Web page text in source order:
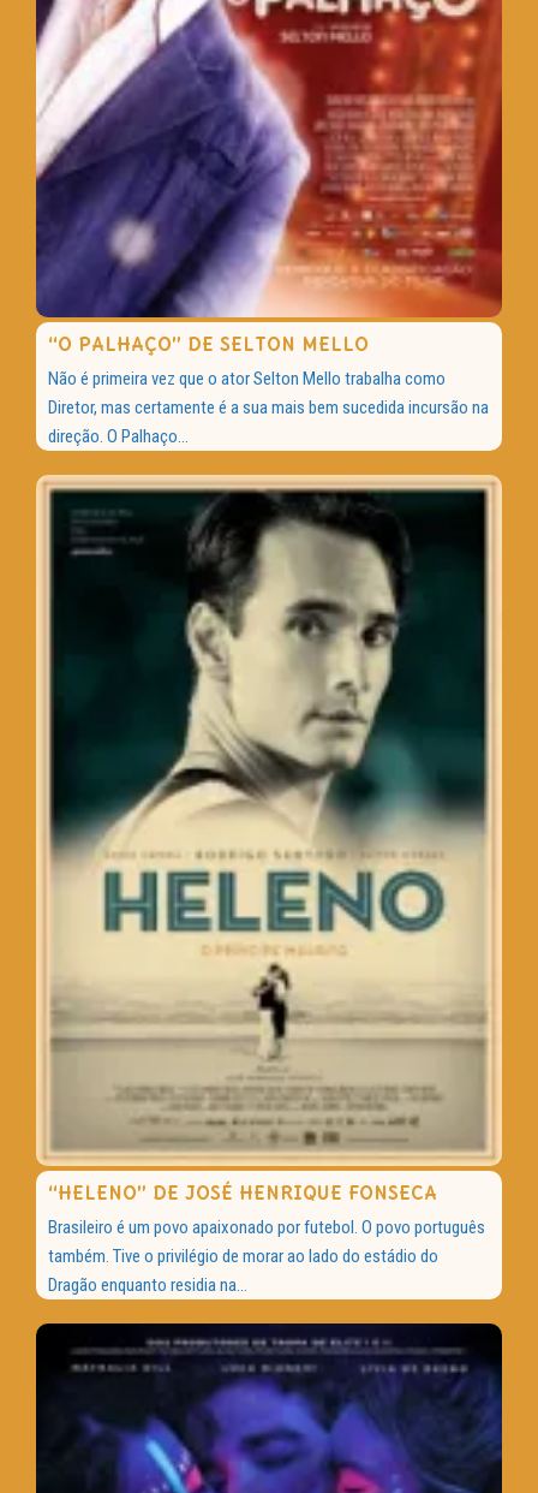
“O PALHAÇO” DE SELTON MELLO
Não é primeira vez que o ator Selton Mello trabalha como
Diretor, mas certamente é a sua mais bem sucedida incursão na
direção. O Palhaço...
“HELENO” DE JOSÉ HENRIQUE FONSECA
Brasileiro é um povo apaixonado por futebol. O povo português
também. Tive o privilégio de morar ao lado do estádio do
Dragão enquanto residia na...